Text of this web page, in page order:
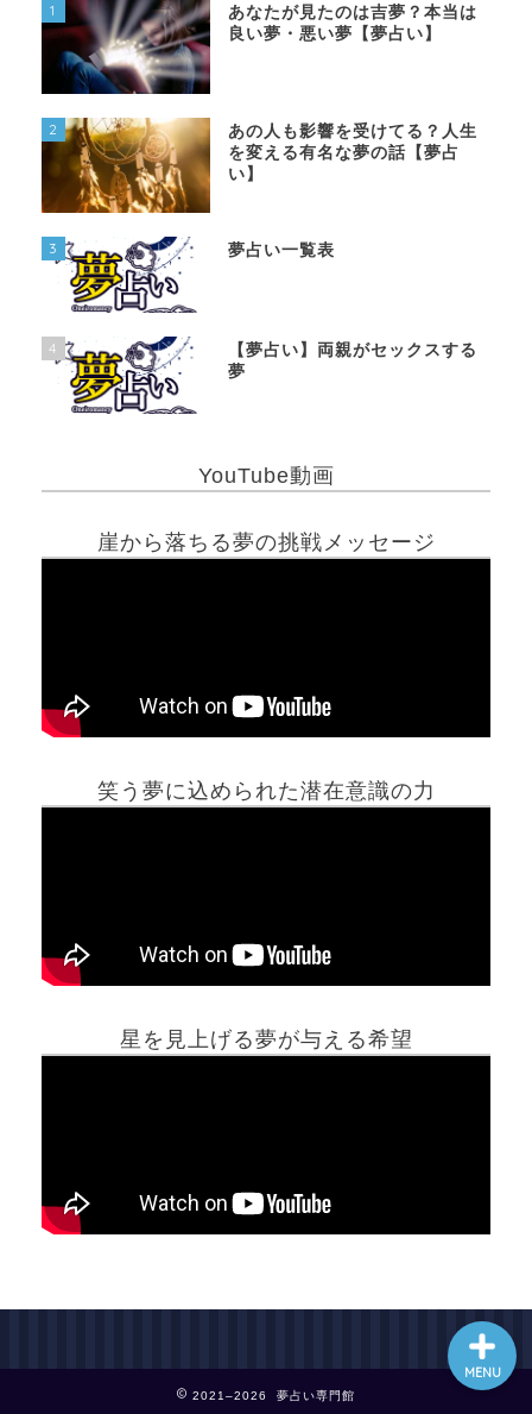
1
あなたが見たのは吉夢？本当は
良い夢・悪い夢【夢占い】
2
あの人も影響を受けてる？人生
を変える有名な夢の話【夢占
い】
3 夢占い一覧表
4
【夢占い】両親がセックスする
夢
YouTube動画
崖から落ちる夢の挑戦メッセージ
笑う夢に込められた潜在意識の力
星を見上げる夢が与える希望
2021–2026 夢占い専門館
MENU
ホーム
最新記事動画